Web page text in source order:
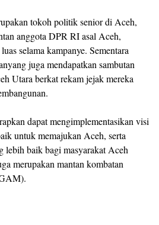
tokoh politik senior di Aceh,
anggota DPR RI asal Aceh,
selama kampanye. Sementara
juga mendapatkan sambutan
Utara berkat rekam jejak mereka
dapat mengimplementasikan visi
untuk memajukan Aceh, serta
lebih baik bagi masyarakat Aceh
merupakan mantan kombatan